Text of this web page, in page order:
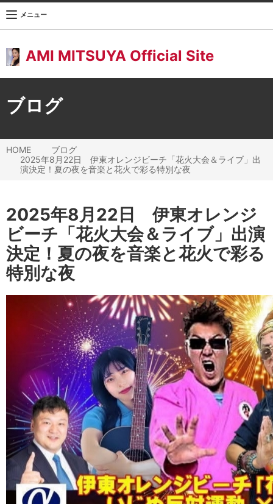
AMI MITSUYA Official Site
メニュー
ブログ
HOME
ブログ
2025年8月22日 伊東オレンジビーチ「花火大会＆ライブ」出
演決定！夏の夜を音楽と花火で彩る特別な夜
2025年8月22日 伊東オレンジ
ビーチ「花火大会＆ライブ」出演
決定！夏の夜を音楽と花火で彩る
特別な夜